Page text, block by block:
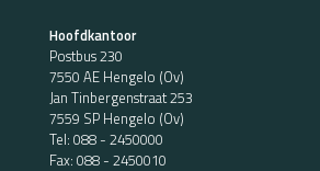
Hoofdkantoor
Postbus 230
7550 AE Hengelo (Ov)
Jan Tinbergenstraat 253
7559 SP Hengelo (Ov)
Tel: 088 - 2450000
Fax: 088 - 2450010